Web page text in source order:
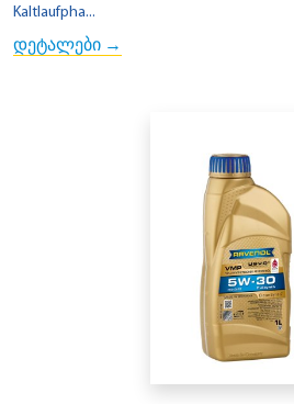
Kaltlaufpha...
დეტალები →